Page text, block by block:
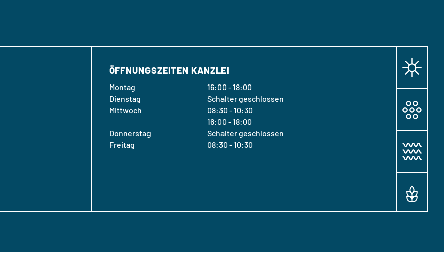
ÖFFNUNGSZEITEN KANZLEI
Montag
16:00 - 18:00
Dienstag
Schalter geschlossen
Mittwoch
08:30 - 10:30
16:00 - 18:00
Donnerstag
Schalter geschlossen
Freitag
08:30 - 10:30